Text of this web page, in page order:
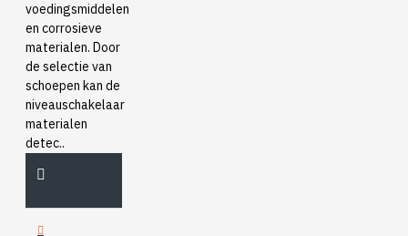
voedingsmiddelen
en corrosieve
materialen. Door
de selectie van
schoepen kan de
niveauschakelaar
materialen
detec..